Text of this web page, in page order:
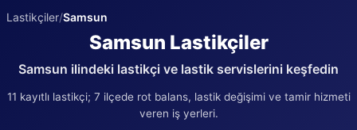
Lastikçiler/Samsun
Samsun Lastikçiler
Samsun ilindeki lastikçi ve lastik servislerini keşfedin
11 kayıtlı lastikçi; 7 ilçede rot balans, lastik değişimi ve tamir hizmeti
veren iş yerleri.